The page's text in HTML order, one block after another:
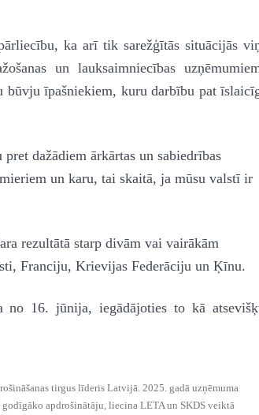
ka arī tik sarežģītās situācijās
un lauksaimniecības
būvju īpašniekiem, kuru darbību pat
dažādiem ārkārtas un sabiedrības
un karu, tai skaitā, ja mūsu valstī ir
rezultātā starp divām vai vairākām
Franciju, Krievijas Federāciju un Ķīnu.
no 16. jūnija, iegādājoties to kā
tirgus līderis Latvijā. 2025. gadā uzņēmuma
apdrošinātāju, liecina LETA un SKDS veiktā